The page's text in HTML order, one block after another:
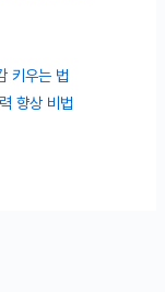
키우는 법
향상 비법